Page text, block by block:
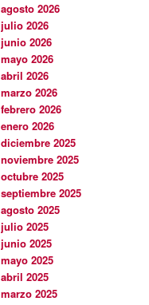
agosto 2026
julio 2026
junio 2026
mayo 2026
abril 2026
marzo 2026
febrero 2026
enero 2026
diciembre 2025
noviembre 2025
octubre 2025
septiembre 2025
agosto 2025
julio 2025
junio 2025
mayo 2025
abril 2025
marzo 2025